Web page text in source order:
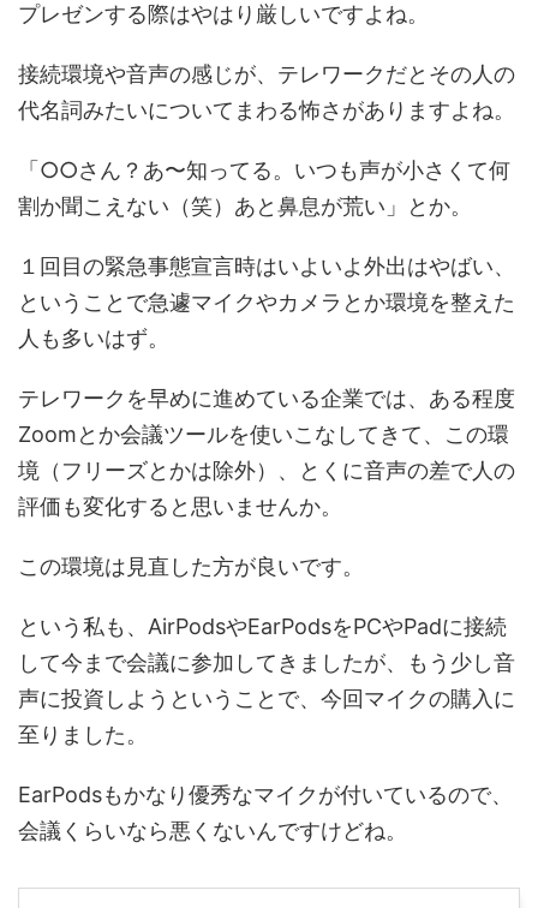
プレゼンする際はやはり厳しいですよね。
接続環境や音声の感じが、テレワークだとその人の
代名詞みたいについてまわる怖さがありますよね。
「○○さん？あ〜知ってる。いつも声が小さくて何
割か聞こえない（笑）あと鼻息が荒い」とか。
１回目の緊急事態宣言時はいよいよ外出はやばい、
ということで急遽マイクやカメラとか環境を整えた
人も多いはず。
テレワークを早めに進めている企業では、ある程度
Zoomとか会議ツールを使いこなしてきて、この環
境（フリーズとかは除外）、とくに音声の差で人の
評価も変化すると思いませんか。
この環境は見直した方が良いです。
という私も、AirPodsやEarPodsをPCやPadに接続
して今まで会議に参加してきましたが、もう少し音
声に投資しようということで、今回マイクの購入に
至りました。
EarPodsもかなり優秀なマイクが付いているので、
会議くらいなら悪くないんですけどね。